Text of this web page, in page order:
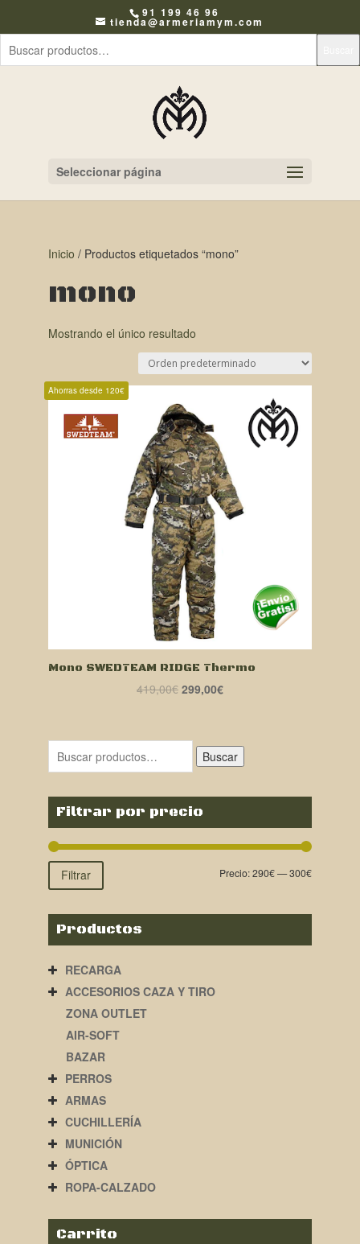
91 199 46 96
tienda@armeriamym.com
Seleccionar página
Inicio / Productos etiquetados “mono”
mono
Mostrando el único resultado
Ahorras desde 120€
Mono SWEDTEAM RIDGE Thermo
419,00€ El
era:
419,00€.
299,00€El
es:
299,00€.
Buscar
Filtrar por precio
Filtrar Precio:290€—300€
Productos
RECARGA
ACCESORIOS CAZA Y TIRO
ZONA OUTLET
AIR-SOFT
BAZAR
PERROS
ARMAS
CUCHILLERÍA
MUNICIÓN
ÓPTICA
ROPA-CALZADO
Carrito